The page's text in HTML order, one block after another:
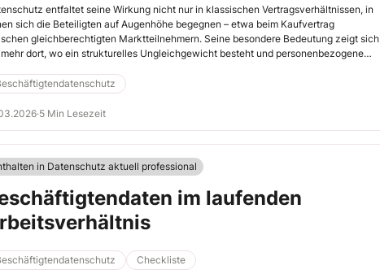
entfaltet seine Wirkung nicht nur in klassischen Vertragsverhältnissen, in
sich die Beteiligten auf Augenhöhe begegnen – etwa beim Kaufvertrag
gleichberechtigten Marktteilnehmern. Seine besondere Bedeutung zeigt sich
dort, wo ein strukturelles Ungleichgewicht besteht und personenbezogene
·5 Min Lesezeit
in Datenschutz aktuell professional
im laufenden
Checkliste